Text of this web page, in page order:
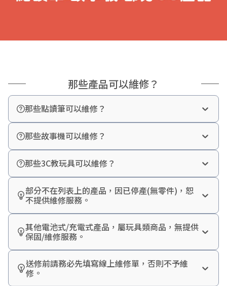
那些產品可以維修？
那些點讀筆可以維修？
64G點讀筆(含音樂充電筆座)
32G點讀筆(橘色按鍵)
32G點讀筆(白色按鍵)
16G點讀筆/點讀機
呱呱鴨點讀筆
乖乖虎點讀筆
那些故事機可以維修？
365帽T熊故事機
帽T熊故事機
萌萌兔故事機
帽T小黑熊故事機
帽Q小黑熊故事機
那些3C教玩具可以維修？
小萌兔音樂搖鈴
長頸鹿麥克風
部分不在列表上的產品，因已停產(無零件)，恕
不提供維修服務。
其他電池式/充電式產品，屬玩具類商品，無提供
保固/維修服務。
送修前請務必先填寫線上維修單，否則不予維
修。